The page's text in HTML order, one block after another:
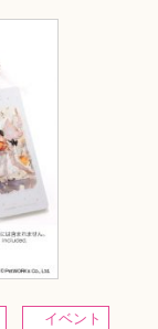
イベント